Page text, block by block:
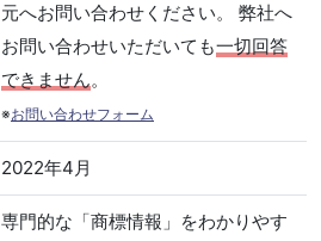
元へお問い合わせください。 弊社へ
お問い合わせいただいても一切回答
できません。
※お問い合わせフォーム
2022年4月
専門的な「商標情報」をわかりやす